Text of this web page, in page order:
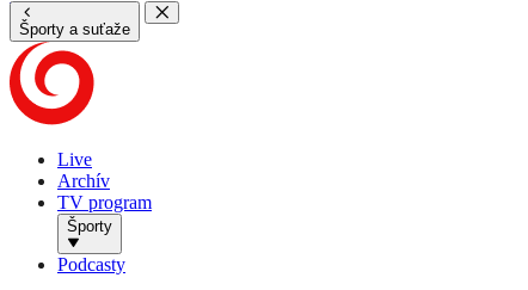
Športy a suťaže
Live
Archív
TV program
Športy
Podcasty